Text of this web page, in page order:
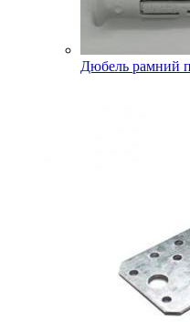
Дюбель рамний